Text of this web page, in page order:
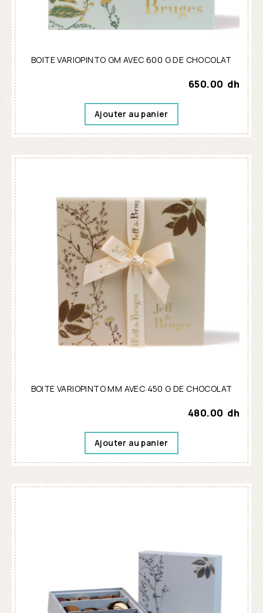
BOITE VARIOPINTO GM AVEC 600 G DE CHOCOLAT
650.00 dh
Ajouter au panier
BOITE VARIOPINTO MM AVEC 450 G DE CHOCOLAT
480.00 dh
Ajouter au panier